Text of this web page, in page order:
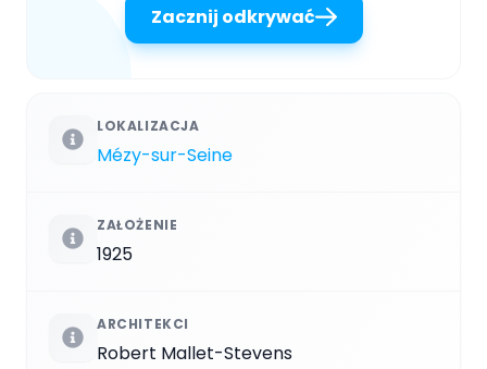
Zacznij odkrywać
LOKALIZACJA
Mézy-sur-Seine
ZAŁOŻENIE
1925
ARCHITEKCI
Robert Mallet-Stevens